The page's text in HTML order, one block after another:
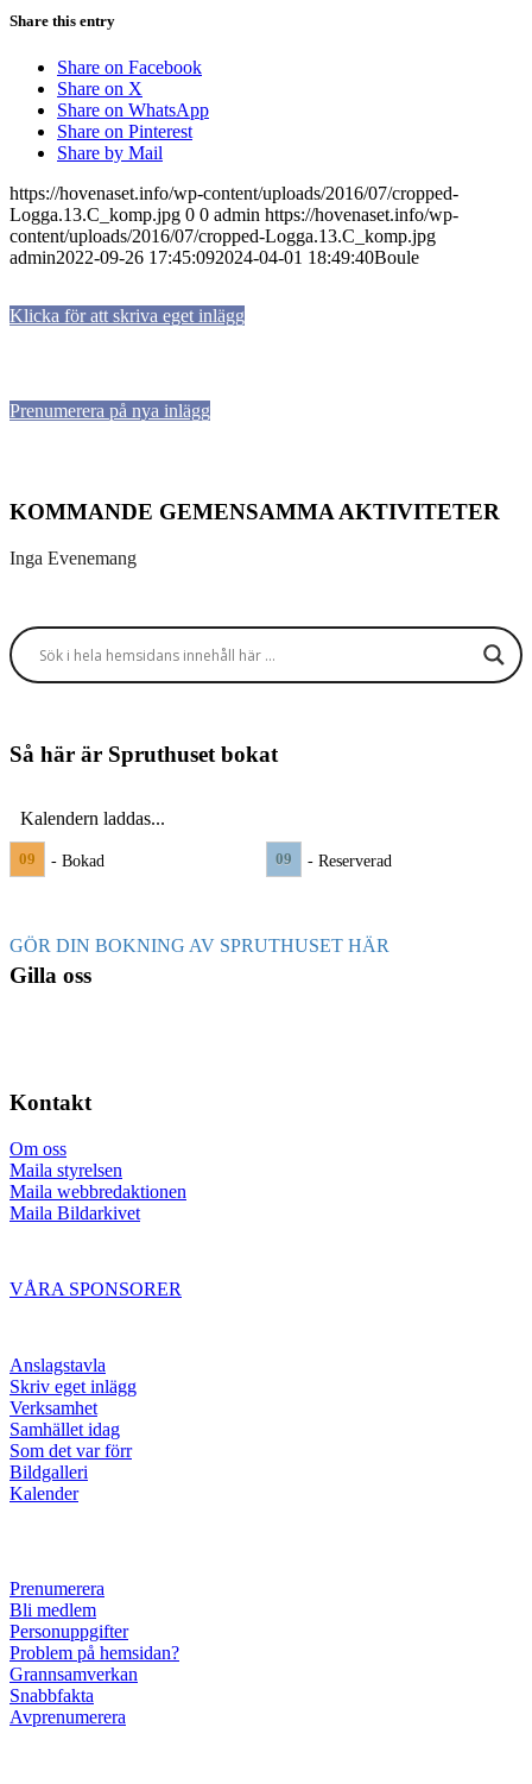
Share this entry
Share on Facebook
Share on X
Share on WhatsApp
Share on Pinterest
Share by Mail
https://hovenaset.info/wp-content/uploads/2016/07/cropped-
Logga.13.C_komp.jpg 0 0 admin https://hovenaset.info/wp-
content/uploads/2016/07/cropped-Logga.13.C_komp.jpg
admin2022-09-26 17:45:092024-04-01 18:49:40Boule
Klicka för att skriva eget inlägg
Prenumerera på nya inlägg
KOMMANDE GEMENSAMMA AKTIVITETER
Inga Evenemang
Så här är Spruthuset bokat
Kalendern laddas...
09 - Bokad 09 - Reserverad
GÖR DIN BOKNING AV SPRUTHUSET HÄR
Gilla oss
Kontakt
Om oss
Maila styrelsen
Maila webbredaktionen
Maila Bildarkivet
VÅRA SPONSORER
Anslagstavla
Skriv eget inlägg
Verksamhet
Samhället idag
Som det var förr
Bildgalleri
Kalender
Prenumerera
Bli medlem
Personuppgifter
Problem på hemsidan?
Grannsamverkan
Snabbfakta
Avprenumerera